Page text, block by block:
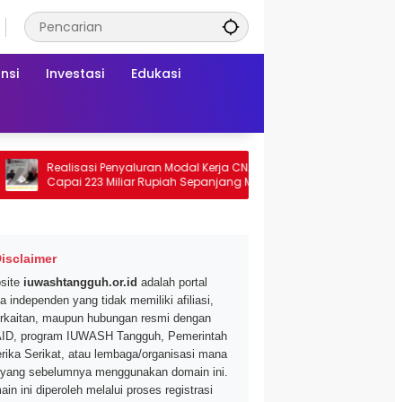
Investasi Edukasi
Penyaluran Modal Kerja CNAF
223 Miliar Rupiah Sepanjang Maret
Ini
iuwashtangguh.or.id adalah portal
independen yang tidak memiliki afiliasi,
maupun hubungan resmi dengan
program IUWASH Tangguh, Pemerintah
Serikat, atau lembaga/organisasi mana
sebelumnya menggunakan domain ini.
ini diperoleh melalui proses registrasi